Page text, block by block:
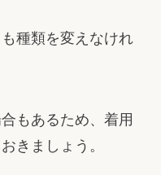
種類を変えなけれ
もあるため、着用
きましょう。